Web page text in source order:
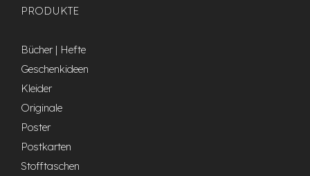
PRODUKTE
Bücher | Hefte
Geschenkideen
Kleider
Originale
Poster
Postkarten
Stofftaschen